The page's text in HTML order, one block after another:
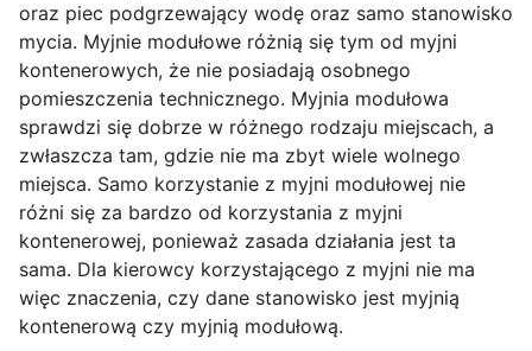
oraz piec podgrzewający wodę oraz samo stanowisko
mycia. Myjnie modułowe różnią się tym od myjni
kontenerowych, że nie posiadają osobnego
pomieszczenia technicznego. Myjnia modułowa
sprawdzi się dobrze w różnego rodzaju miejscach, a
zwłaszcza tam, gdzie nie ma zbyt wiele wolnego
miejsca. Samo korzystanie z myjni modułowej nie
różni się za bardzo od korzystania z myjni
kontenerowej, ponieważ zasada działania jest ta
sama. Dla kierowcy korzystającego z myjni nie ma
więc znaczenia, czy dane stanowisko jest myjnią
kontenerową czy myjnią modułową.